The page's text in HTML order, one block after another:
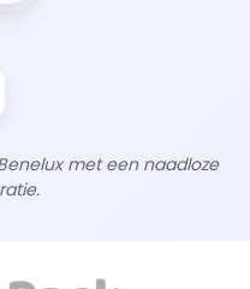
met een naadloze